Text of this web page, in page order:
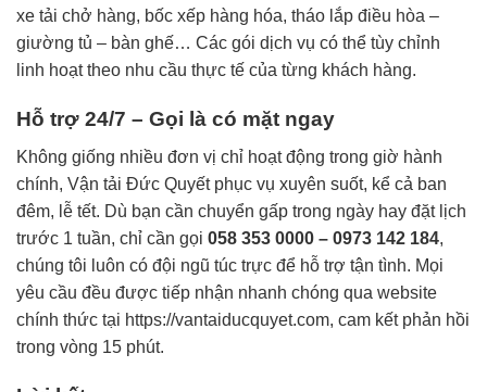
xe tải chở hàng, bốc xếp hàng hóa, tháo lắp điều hòa –
giường tủ – bàn ghế… Các gói dịch vụ có thể tùy chỉnh
linh hoạt theo nhu cầu thực tế của từng khách hàng.
Hỗ trợ 24/7 – Gọi là có mặt ngay
Không giống nhiều đơn vị chỉ hoạt động trong giờ hành
chính, Vận tải Đức Quyết phục vụ xuyên suốt, kể cả ban
đêm, lễ tết. Dù bạn cần chuyển gấp trong ngày hay đặt lịch
trước 1 tuần, chỉ cần gọi 058 353 0000 – 0973 142 184,
chúng tôi luôn có đội ngũ túc trực để hỗ trợ tận tình. Mọi
yêu cầu đều được tiếp nhận nhanh chóng qua website
chính thức tại https://vantaiducquyet.com, cam kết phản hồi
trong vòng 15 phút.